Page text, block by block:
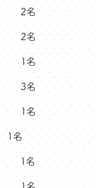
2名
2名
1名
3名
1名
1名
１名
1名